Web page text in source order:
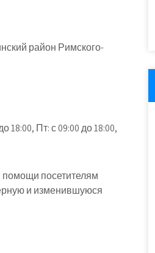
район Римского-
18:00, Пт: с 09:00 до 18:00,
посетителям
и изменившуюся